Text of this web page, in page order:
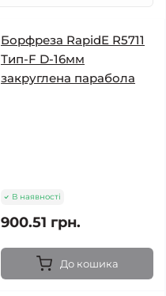
Борфреза RapidE R5711
Тип-F D-16мм
закруглена парабола
В наявності
900.51 грн.
До кошика